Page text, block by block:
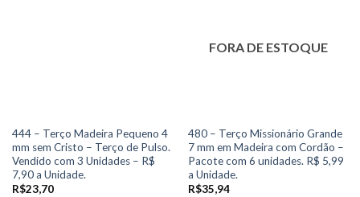
444 – Terço Madeira Pequeno 4
mm sem Cristo – Terço de Pulso.
Vendido com 3 Unidades – R$
7,90 a Unidade.
R$23,70
FORA DE ESTOQUE
480 – Terço Missionário Grande
7 mm em Madeira com Cordão –
Pacote com 6 unidades. R$ 5,99
a Unidade.
R$35,94